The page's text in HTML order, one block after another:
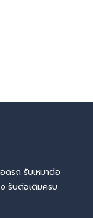
ดรถ รับเหมาต่อ
รับต่อเติมครบ